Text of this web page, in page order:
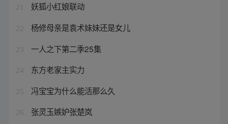
21 妖狐小红娘联动
22 杨修母亲是袁术妹妹还是女儿
23 一人之下第二季25集
24 东方老家主实力
25 冯宝宝为什么能活那么久
26 张灵玉嫉妒张楚岚